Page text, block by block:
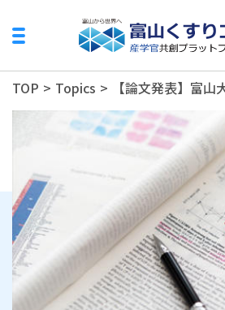
TOP > Topics >